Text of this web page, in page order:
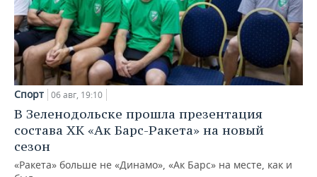
Спорт 06 авг, 19:10
В Зеленодольске прошла презентация
состава ХК «Ак Барс-Ракета» на новый
сезон
«Ракета» больше не «Динамо», «Ак Барс» на месте, как и